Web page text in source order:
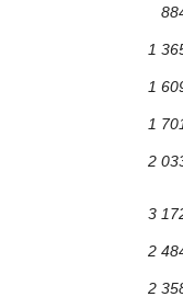
1
1
1
2
3
2
2